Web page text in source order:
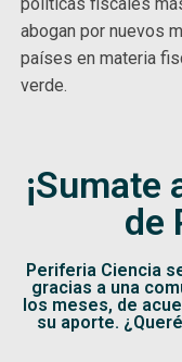
abogan por nuevos
países en materia
verde.
¡Sumate
de
Periferia Ciencia
gracias a una
los meses, de
su aporte.